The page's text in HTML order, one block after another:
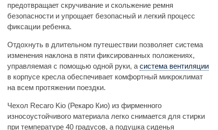
предотвращает скручивание и скольжение ремня
безопасности и упрощает безопасный и легкий процесс
фиксации ребенка.
Отдохнуть в длительном путешествии позволяет система
изменения наклона в пяти фиксированных положениях,
управляемая с помощью одной руки, а система вентиляции
в корпусе кресла обеспечивает комфортный микроклимат
на всем протяжении поездки.
Чехол Recaro Kio (Рекаро Кио) из фирменного
износоустойчивого материала легко снимается для стирки
при температуре 40 градусов, а подушка сиденья